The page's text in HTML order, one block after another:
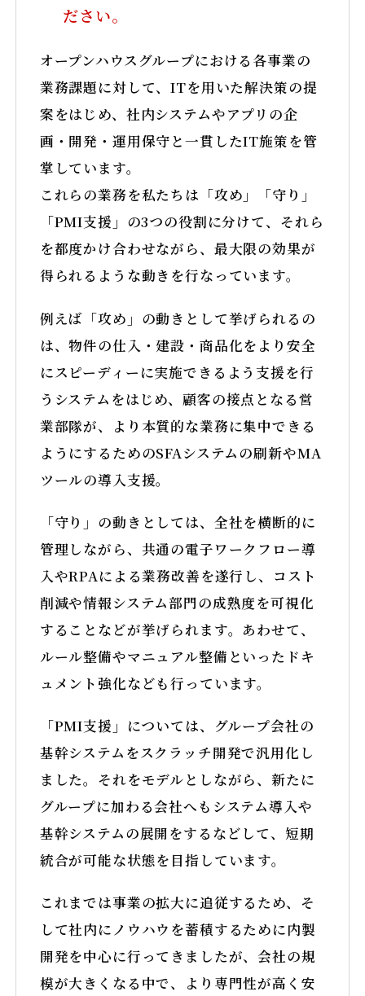
ださい。
オープンハウスグループにおける各事業の
業務課題に対して、ITを用いた解決策の提
案をはじめ、社内システムやアプリの企
画・開発・運用保守と一貫したIT施策を管
掌しています。
これらの業務を私たちは「攻め」「守り」
「PMI支援」の3つの役割に分けて、それら
を都度かけ合わせながら、最大限の効果が
得られるような動きを行なっています。
例えば「攻め」の動きとして挙げられるの
は、物件の仕入・建設・商品化をより安全
にスピーディーに実施できるよう支援を行
うシステムをはじめ、顧客の接点となる営
業部隊が、より本質的な業務に集中できる
ようにするためのSFAシステムの刷新やMA
ツールの導入支援。
「守り」の動きとしては、全社を横断的に
管理しながら、共通の電子ワークフロー導
入やRPAによる業務改善を遂行し、コスト
削減や情報システム部門の成熟度を可視化
することなどが挙げられます。あわせて、
ルール整備やマニュアル整備といったドキ
ュメント強化なども行っています。
「PMI支援」については、グループ会社の
基幹システムをスクラッチ開発で汎用化し
ました。それをモデルとしながら、新たに
グループに加わる会社へもシステム導入や
基幹システムの展開をするなどして、短期
統合が可能な状態を目指しています。
これまでは事業の拡大に追従するため、そ
して社内にノウハウを蓄積するために内製
開発を中心に行ってきましたが、会社の規
模が大きくなる中で、より専門性が高く安